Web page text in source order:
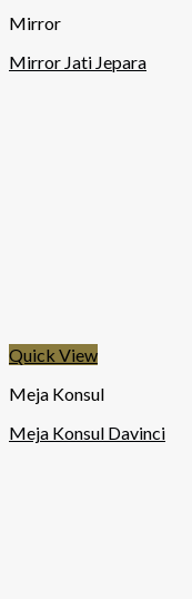
Mirror
Mirror Jati Jepara
Quick View
Meja Konsul
Meja Konsul Davinci